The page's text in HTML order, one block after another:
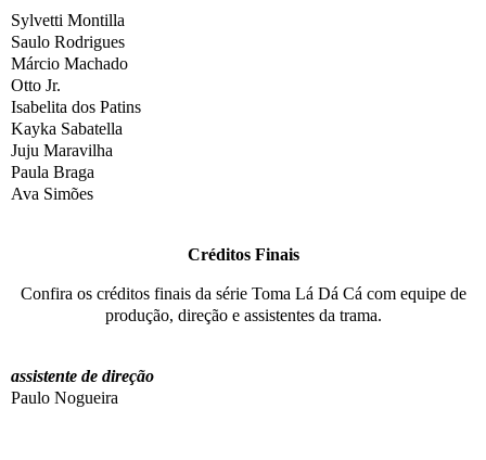
Sylvetti Montilla
Saulo Rodrigues
Márcio Machado
Otto Jr.
Isabelita dos Patins
Kayka Sabatella
Juju Maravilha
Paula Braga
Ava Simões
Créditos Finais
Confira os créditos finais da série Toma Lá Dá Cá com equipe de
produção, direção e assistentes da trama.
assistente de direção
Paulo Nogueira